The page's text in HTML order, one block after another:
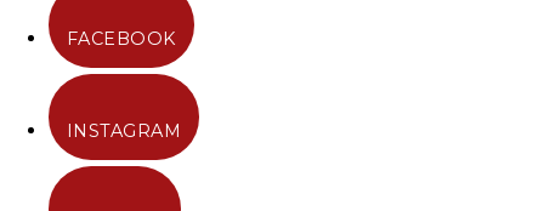
FACEBOOK
INSTAGRAM